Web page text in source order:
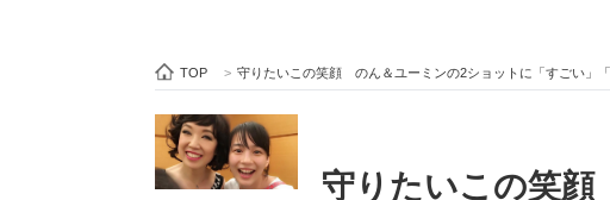
ビジネスと働き方のヒント
TOP > 守りたいこの笑顔 のん＆ユーミンの2ショットに「すごい」「
守りたいこの笑